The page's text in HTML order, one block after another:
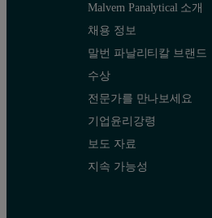
Malvern Panalytical 소개
채용 정보
말번 파날리티칼 브랜드
수상
전문가를 만나보세요
기업윤리강령
보도 자료
지속 가능성